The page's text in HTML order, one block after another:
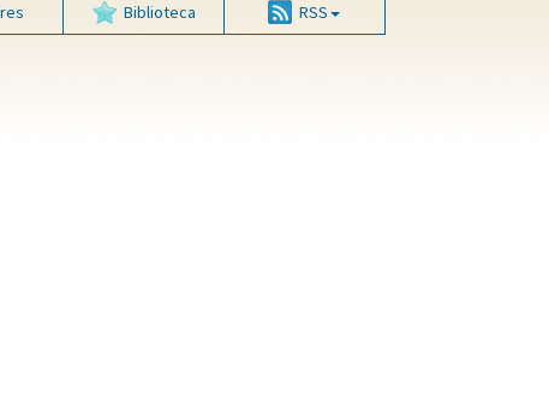
Biblioteca RSS